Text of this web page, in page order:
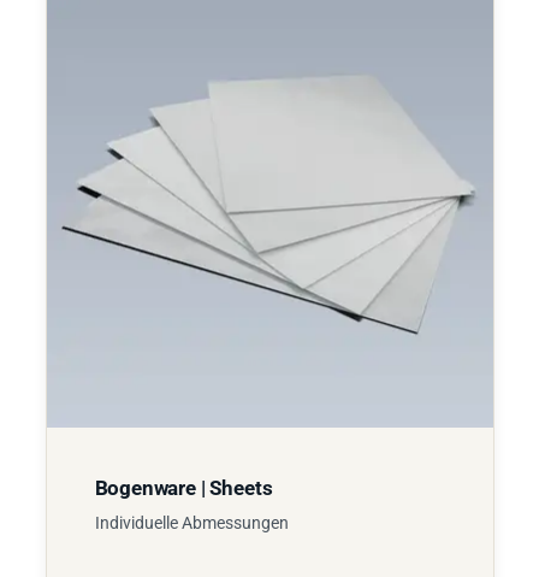
Bogenware | Sheets
Individuelle Abmessungen